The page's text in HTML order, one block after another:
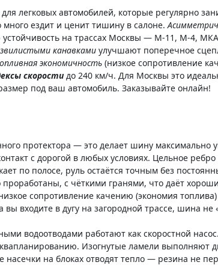
легковых автомобилей, которые регулярно
много ездит и ценит тишину в салоне.
на трассах Москвы — М-11, М-4,
канавками улучшают поперечное
экономичность (низкое сопротивление
скоростидо 240 км/ч. Для Москвы это
под ваш автомобиль. Заказывайте онлайн!
протектора — это делает шину
с дорогой в любых условиях. Цельное
по полосе, руль остаётся точным без
проработаны, с чёткими гранями, что даёт
сопротивление качению (экономия
входите в дугу на загородной трассе, шина не
водоотводами работают как скоростной
Изогнутые ламели
на блоках отводят тепло — резина не